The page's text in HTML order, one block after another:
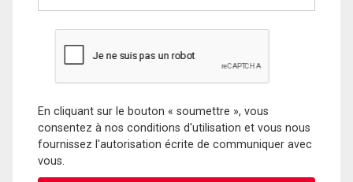
En cliquant sur le bouton « soumettre », vous
consentez à nos conditions d'utilisation et vous nous
fournissez l'autorisation écrite de communiquer avec
vous.